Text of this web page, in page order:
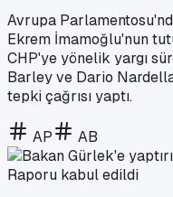
Avrupa
Ekrem İmamoğlu'nun
CHP'ye yönelik yargı
Barley ve Dario
tepki çağrısı yaptı.
AP AB